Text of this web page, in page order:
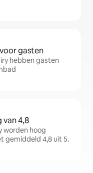
gasten
hebben gasten
4,8
worden hoog
gemiddeld 4,8 uit 5.